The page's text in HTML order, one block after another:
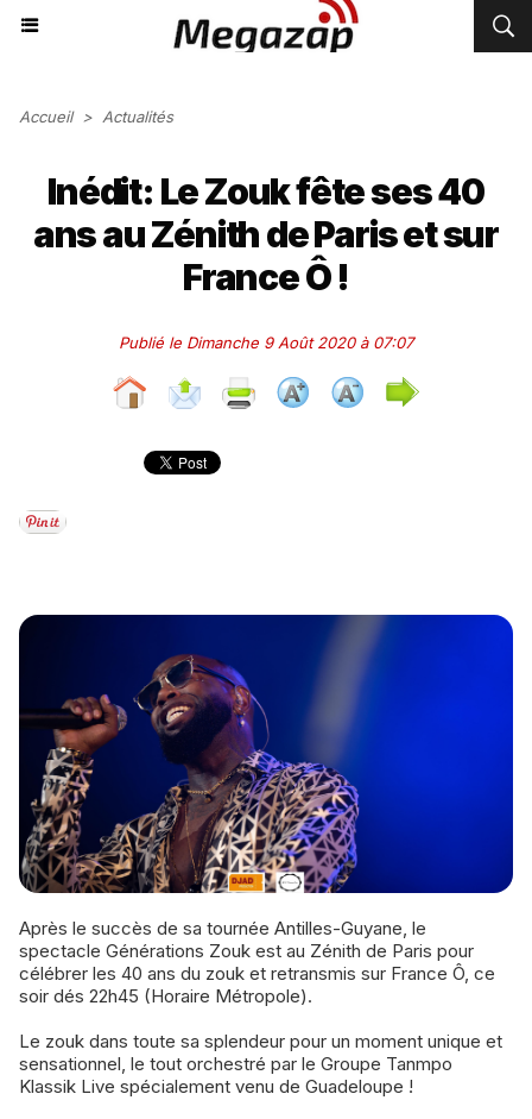
Accueil > Actualités
Inédit: Le Zouk fête ses 40
ans au Zénith de Paris et sur
France Ô !
Publié le Dimanche 9 Août 2020 à 07:07
Après le succès de sa tournée Antilles-Guyane, le
spectacle Générations Zouk est au Zénith de Paris pour
célébrer les 40 ans du zouk et retransmis sur France Ô, ce
soir dés 22h45 (Horaire Métropole).
Le zouk dans toute sa splendeur pour un moment unique et
sensationnel, le tout orchestré par le Groupe Tanmpo
Klassik Live spécialement venu de Guadeloupe !